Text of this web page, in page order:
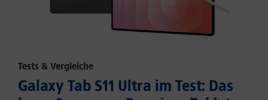
Tests & Vergleiche
Galaxy Tab S11 Ultra im Test: Das